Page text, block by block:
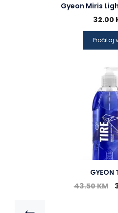
Gyeon Miris
32.00
Pročitaj
GYEON
43.50KM